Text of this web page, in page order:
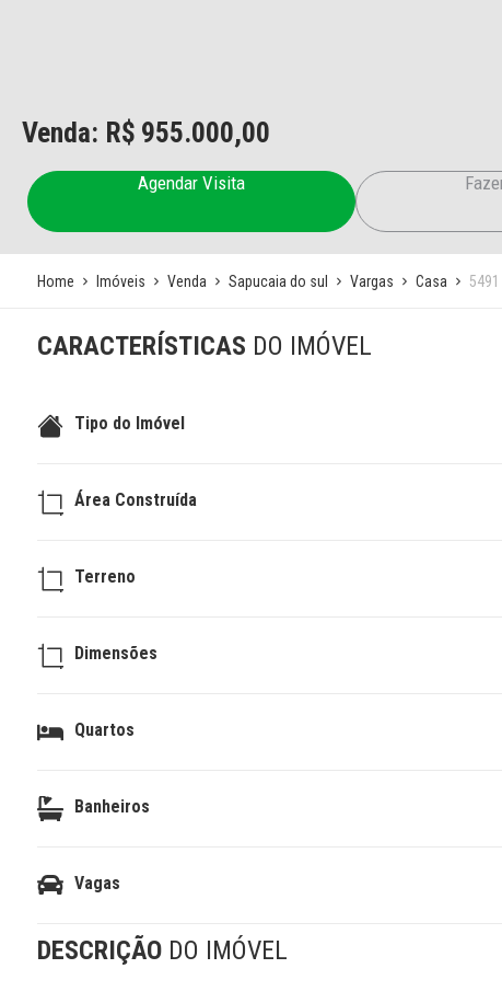
Venda: R$ 955.000,00
Agendar Visita
Home Imóveis Venda Sapucaia do sul Vargas Casa 5491
CARACTERÍSTICAS DO IMÓVEL
Tipo do Imóvel
Área Construída
Terreno
Dimensões
Quartos
Banheiros
Vagas
DESCRIÇÃO DO IMÓVEL